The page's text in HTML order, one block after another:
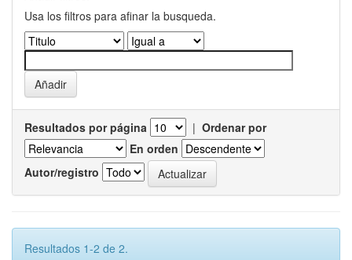
Usa los filtros para afinar la busqueda.
Resultados por página | Ordenar por
En orden
Autor/registro
Resultados 1-2 de 2.